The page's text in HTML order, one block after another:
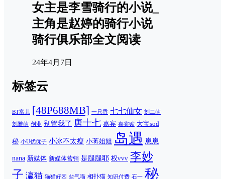
女主是李雪骑行的小说_
主角是赵婷的骑行小说
骑行俱乐部全文阅读
24年4月7日
标签云
BT富儿 [48P688MB] 一只香 七七仙女 刘二萌
刘雅萌 创业 别管我了 唐十七 嘉宾 嘉宾贴 大宝sod
秘 小U优优子 小冰不太瘦 小蒋姐姐 岛遇 崽崽
nana 新媒体 新媒体营销 是腿腿耶 权vvv 李妙
子 瀛猫 猫猫好困 盐气喵 相扑猫 知识付费 石一 秘